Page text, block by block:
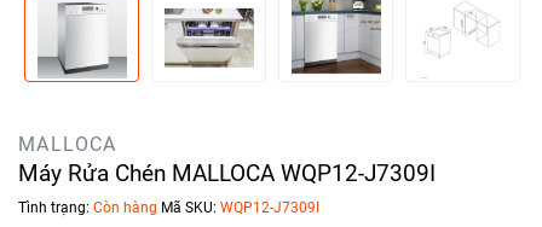
MALLOCA
Máy Rửa Chén MALLOCA WQP12-J7309I
Tình trạng: Còn hàng Mã SKU: WQP12-J7309I